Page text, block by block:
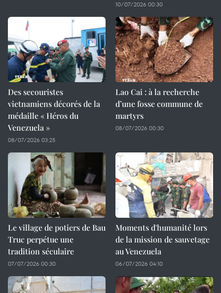
10/07/2026 00:30
Des secouristes
vietnamiens décorés de la
médaille « Héros du
Venezuela »
08/07/2026 03:25
Lao Cai : à la recherche
d’une fosse commune de
martyrs
08/07/2026 00:30
Le village de potiers de Bau
Truc perpétue une
tradition séculaire
07/07/2026 00:30
Moments d'humanité lors
de la mission de sauvetage
au Venezuela
06/07/2026 04:10